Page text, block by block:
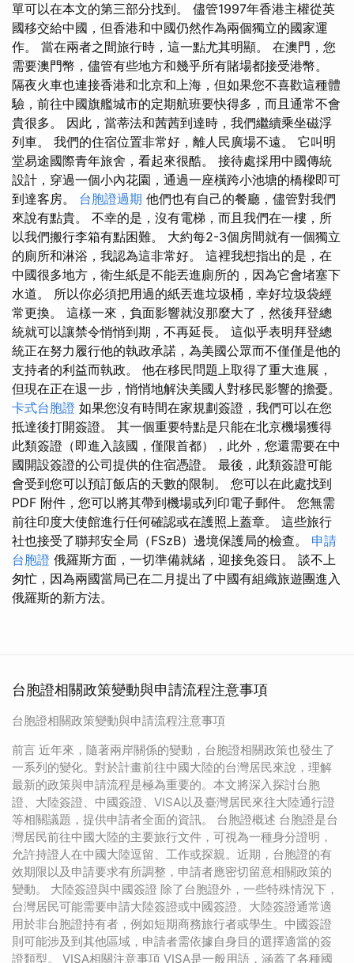
單可以在本文的第三部分找到。 儘管1997年香港主權從英
國移交給中國，但香港和中國仍然作為兩個獨立的國家運
作。 當在兩者之間旅行時，這一點尤其明顯。 在澳門，您
需要澳門幣，儘管有些地方和幾乎所有賭場都接受港幣。
隔夜火車也連接香港和北京和上海，但如果您不喜歡這種體
驗，前往中國旗艦城市的定期航班要快得多，而且通常不會
貴很多。 因此，當蒂法和茜茜到達時，我們繼續乘坐磁浮
列車。 我們的住宿位置非常好，離人民廣場不遠。 它叫明
堂易途國際青年旅舍，看起來很酷。 接待處採用中國傳統
設計，穿過一個小內花園，通過一座橫跨小池塘的橋樑即可
到達客房。 台胞證過期 他們也有自己的餐廳，儘管對我們
來說有點貴。 不幸的是，沒有電梯，而且我們在一樓，所
以我們搬行李箱有點困難。 大約每2-3個房間就有一個獨立
的廁所和淋浴，我認為這非常好。 這裡我想指出的是，在
中國很多地方，衛生紙是不能丟進廁所的，因為它會堵塞下
水道。 所以你必須把用過的紙丟進垃圾桶，幸好垃圾袋經
常更換。 這樣一來，負面影響就沒那麼大了，然後拜登總
統就可以讓禁令悄悄到期，不再延長。 這似乎表明拜登總
統正在努力履行他的執政承諾，為美國公眾而不僅僅是他的
支持者的利益而執政。 他在移民問題上取得了重大進展，
但現在正在退一步，悄悄地解決美國人對移民影響的擔憂。
卡式台胞證 如果您沒有時間在家規劃簽證，我們可以在您
抵達後打開簽證。 其一個重要特點是只能在北京機場獲得
此類簽證（即進入該國，僅限首都），此外，您還需要在中
國開設簽證的公司提供的住宿憑證。 最後，此類簽證可能
會受到您可以預訂飯店的天數的限制。 您可以在此處找到
PDF 附件，您可以將其帶到機場或列印電子郵件。 您無需
前往印度大使館進行任何確認或在護照上蓋章。 這些旅行
社也接受了聯邦安全局（FSzB）邊境保護局的檢查。 申請
台胞證 俄羅斯方面，一切準備就緒，迎接免簽日。 談不上
匆忙，因為兩國當局已在二月提出了中國有組織旅遊團進入
俄羅斯的新方法。
台胞證相關政策變動與申請流程注意事項
台胞證相關政策變動與申請流程注意事項
前言 近年來，隨著兩岸關係的變動，台胞證相關政策也發生了
一系列的變化。對於計畫前往中國大陸的台灣居民來說，理解
最新的政策與申請流程是極為重要的。本文將深入探討台胞
證、大陸簽證、中國簽證、VISA以及臺灣居民來往大陸通行證
等相關議題，提供申請者全面的資訊。 台胞證概述 台胞證是台
灣居民前往中國大陸的主要旅行文件，可視為一種身分證明，
允許持證人在中國大陸逗留、工作或探親。近期，台胞證的有
效期限以及申請要求有所調整，申請者應密切留意相關政策的
變動。 大陸簽證與中國簽證 除了台胞證外，一些特殊情況下，
台灣居民可能需要申請大陸簽證或中國簽證。大陸簽證通常適
用於非台胞證持有者，例如短期商務旅行者或學生。中國簽證
則可能涉及到其他區域，申請者需依據自身目的選擇適當的簽
證類型。 VISA相關注意事項 VISA是一般用語，涵蓋了各種國